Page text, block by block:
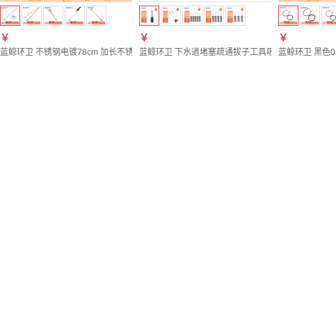
￥
蓝鲸环卫 不锈钢电镀78cm 加长不锈钢拾物取物卫生钳子 LJHW-9045
￥
蓝鲸环卫 下水道堵塞疏通拔子工具吸皮抽子 蓝色黑
￥
蓝鲸环卫 黑色